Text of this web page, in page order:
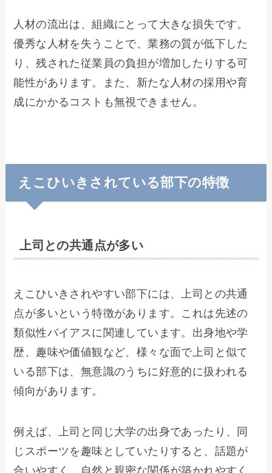
人材の流出は、組織にとって大きな損失です。
優秀な人材を失うことで、業務の質が低下した
り、残された従業員の負担が増加したりする可
能性があります。また、新たな人材の採用や育
成にかかるコストも無視できません。
えこひいきされている部下の特徴
上司との共通点が多い
えこひいきされやすい部下には、上司との共通
点が多いという特徴があります。これは先述の
類似性バイアスに関連しています。出身地や学
歴、趣味や価値観など、様々な面で上司と似て
いる部下は、無意識のうちに好意的に扱われる
傾向があります。
例えば、上司と同じ大学の出身であったり、同
じスポーツを趣味としていたりすると、話題が